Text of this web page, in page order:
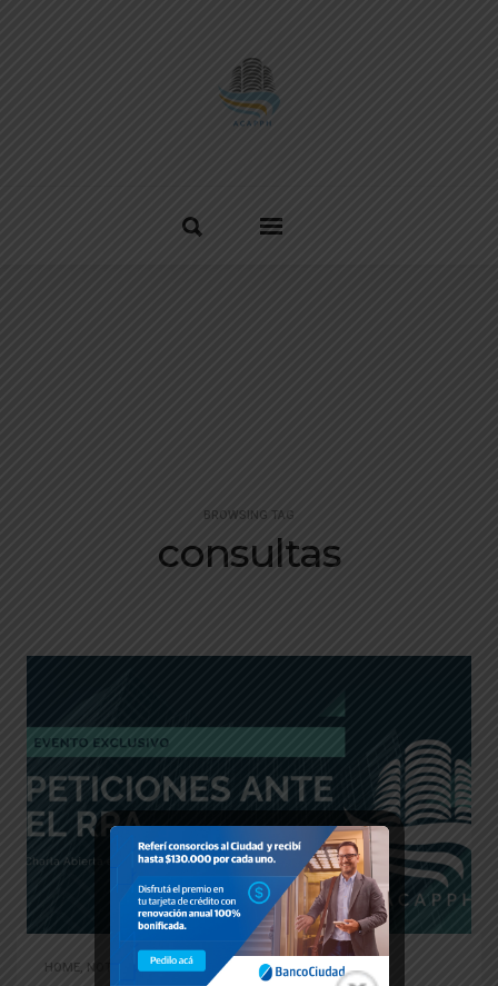
BROWSING TAG
consultas
HOME, NOTICIAS